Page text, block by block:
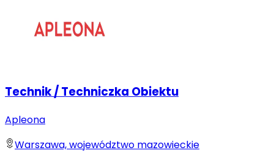
Technik / Techniczka Obiektu
Apleona
Warszawa, województwo mazowieckie